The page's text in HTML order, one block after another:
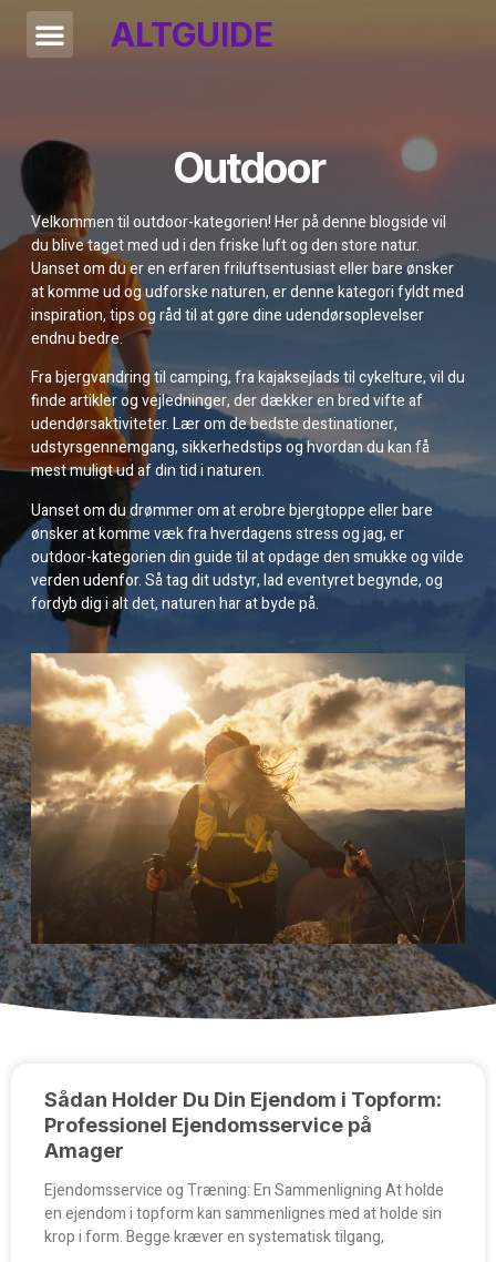
ALTGUIDE
Outdoor
Velkommen til outdoor-kategorien! Her på denne blogside vil
du blive taget med ud i den friske luft og den store natur.
Uanset om du er en erfaren friluftsentusiast eller bare ønsker
at komme ud og udforske naturen, er denne kategori fyldt med
inspiration, tips og råd til at gøre dine udendørsoplevelser
endnu bedre.
Fra bjergvandring til camping, fra kajaksejlads til cykelture, vil du
finde artikler og vejledninger, der dækker en bred vifte af
udendørsaktiviteter. Lær om de bedste destinationer,
udstyrsgennemgang, sikkerhedstips og hvordan du kan få
mest muligt ud af din tid i naturen.
Uanset om du drømmer om at erobre bjergtoppe eller bare
ønsker at komme væk fra hverdagens stress og jag, er
outdoor-kategorien din guide til at opdage den smukke og vilde
verden udenfor. Så tag dit udstyr, lad eventyret begynde, og
fordyb dig i alt det, naturen har at byde på.
Sådan Holder Du Din Ejendom i Topform:
Professionel Ejendomsservice på
Amager
Ejendomsservice og Træning: En Sammenligning At holde
en ejendom i topform kan sammenlignes med at holde sin
krop i form. Begge kræver en systematisk tilgang,